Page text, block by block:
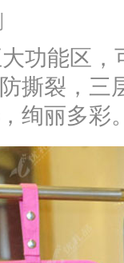
功能区，
撕裂，三
绚丽多彩